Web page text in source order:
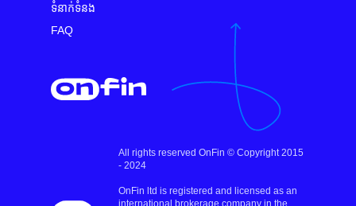
ទំនាក់ទំនង
FAQ
All rights reserved OnFin © Copyright 2015
- 2024
OnFin ltd is registered and licensed as an
international brokerage company in the